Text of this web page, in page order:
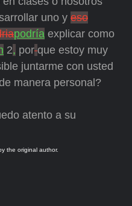
uno y eso
podría explicar como
2, por que estoy muy
juntarme con usted
manera personal?
atento a su
the original author.